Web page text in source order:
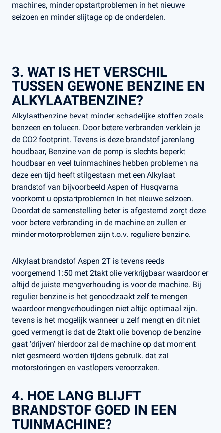
machines, minder opstartproblemen in het nieuwe
seizoen en minder slijtage​ op de onderdelen.
3. WAT IS HET VERSCHIL
TUSSEN GEWONE BENZINE EN
ALKYLAATBENZINE?
Alkylaatbenzine bevat minder schadelijke stoffen zoals
benzeen en tolueen. Door betere verbranden verklein je
de CO2 footprint. Tevens is deze brandstof jarenlang
houdbaar, Benzine van de pomp is slechts beperkt
houdbaar en veel tuinmachines hebben problemen na
deze een tijd heeft stilgestaan met een Alkylaat
brandstof van bijvoorbeeld Aspen of Husqvarna
voorkomt u opstartproblemen in het nieuwe seizoen.
Doordat de samenstelling beter is afgestemd zorgt deze
voor betere verbranding in de machine en zullen er
minder motorproblemen zijn t.o.v. reguliere benzine.
Alkylaat brandstof Aspen 2T is tevens reeds
voorgemend 1:50 met 2takt olie verkrijgbaar waardoor er
altijd de juiste mengverhouding is voor de machine. Bij
regulier benzine is het genoodzaakt zelf te mengen
waardoor mengverhoudingen niet altijd optimaal zijn.
tevens is het mogelijk wanneer u zelf mengt en dit niet
goed vermengt is dat de 2takt olie bovenop de benzine
gaat 'drijven' hierdoor zal de machine op dat moment
niet gesmeerd worden tijdens gebruik. dat zal
motorstoringen en vastlopers veroorzaken.
4. HOE LANG BLIJFT
BRANDSTOF GOED IN EEN
TUINMACHINE?